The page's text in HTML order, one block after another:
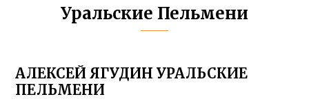
Уральские Пельмени
АЛЕКСЕЙ ЯГУДИН УРАЛЬСКИЕ
ПЕЛЬМЕНИ